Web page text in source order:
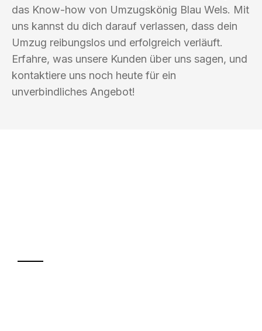
das Know-how von Umzugskönig Blau Wels. Mit
uns kannst du dich darauf verlassen, dass dein
Umzug reibungslos und erfolgreich verläuft.
Erfahre, was unsere Kunden über uns sagen, und
kontaktiere uns noch heute für ein
unverbindliches Angebot!